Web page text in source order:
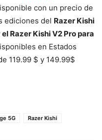
con un precio de
ediciones del Razer Kishi
Razer Kishi V2 Pro para
en Estados
119.99 $ y 149.99$
5G Razer Kishi